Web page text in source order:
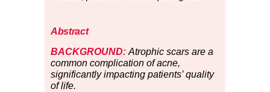
Abstract
BACKGROUND: Atrophic scars are a
common complication of acne,
significantly impacting patients’ quality
of life.